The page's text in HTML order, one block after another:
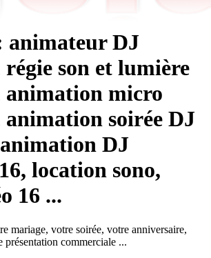
animateur DJ
son et lumière
animation micro
animation soirée DJ
DJ
location sono,
16 ...
mariage, votre soirée, votre anniversaire,
commerciale ...